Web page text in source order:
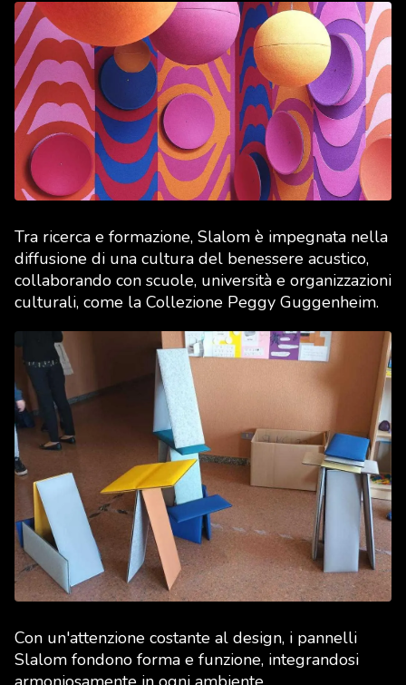
Tra ricerca e formazione, Slalom è impegnata nella
diffusione di una cultura del benessere acustico,
collaborando con scuole, università e organizzazioni
culturali, come la Collezione Peggy Guggenheim.
Con un'attenzione costante al design, i pannelli
Slalom fondono forma e funzione, integrandosi